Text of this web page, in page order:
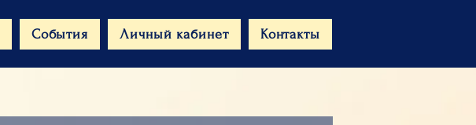
События Личный кабинет Контакты